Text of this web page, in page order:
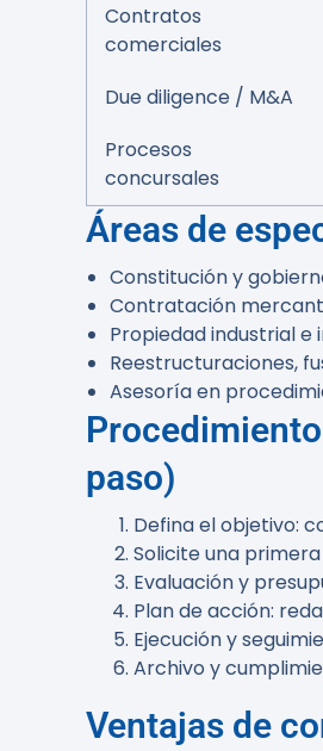
Contratos
comerciales
Due diligence / M&A
Procesos
concursales
Áreas de
Constitución y
Contratación
Propiedad industrial
Reestructuraciones,
Asesoría en
paso)
Defina el objetivo:
Solicite una
Evaluación y
Plan de acción:
Ejecución y
Archivo y
Ventajas de